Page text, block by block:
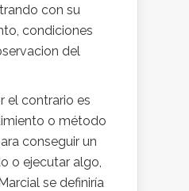
con su
condiciones
del
el contrario es
o método
conseguir un
o ejecutar algo,
se definiría